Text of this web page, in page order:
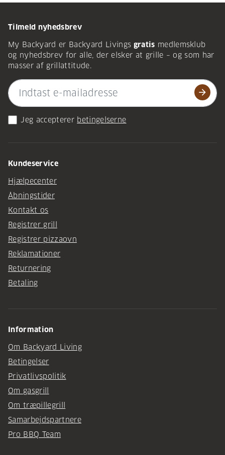
Tilmeld nyhedsbrev
My Backyard er Backyard Livings gratis medlemsklub
og nyhedsbrev for alle, der elsker at grille – og som har
masser af grillattitude.
arrow_forward
Jeg accepterer betingelserne
Kundeservice
Hjælpecenter
Åbningstider
Kontakt os
Registrer grill
Registrer pizzaovn
Reklamationer
Returnering
Betaling
Information
Om Backyard Living
Betingelser
Privatlivspolitik
Om gasgrill
Om træpillegrill
Samarbejdspartnere
Pro BBQ Team